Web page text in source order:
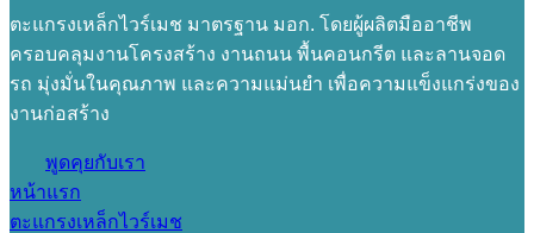
ตะแกรงเหล็กไวร์เมช มาตรฐาน มอก. โดยผู้ผลิตมืออาชีพ
ครอบคลุมงานโครงสร้าง งานถนน พื้นคอนกรีต และลานจอด
รถ มุ่งมั่นในคุณภาพ และความแม่นยำ เพื่อความแข็งแกร่งของ
งานก่อสร้าง
พูดคุยกับเรา
หน้าแรก
ตะแกรงเหล็กไวร์เมช